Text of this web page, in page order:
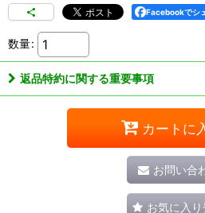
Facebookでシ
数量:
返品特約に関する重要事項
カートに
お問い合
お気に入